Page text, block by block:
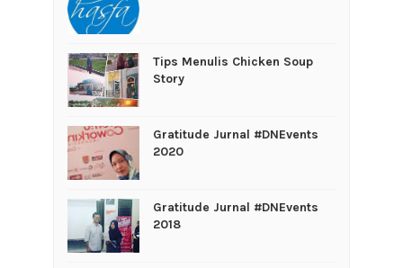
Tips Menulis Chicken Soup
Story
Gratitude Jurnal #DNEvents
2020
Gratitude Jurnal #DNEvents
2018